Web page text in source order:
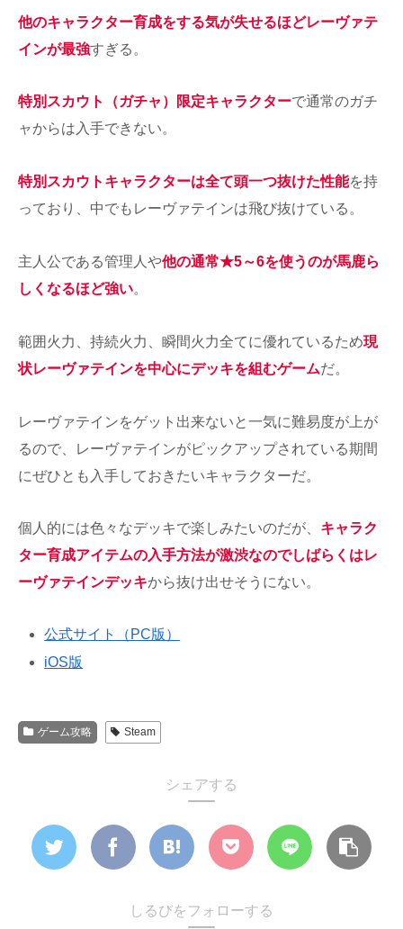
他のキャラクター育成をする気が失せるほどレーヴァテ
インが最強すぎる。
特別スカウト（ガチャ）限定キャラクターで通常のガチ
ャからは入手できない。
特別スカウトキャラクターは全て頭一つ抜けた性能を持
っており、中でもレーヴァテインは飛び抜けている。
主人公である管理人や他の通常★5～6を使うのが馬鹿ら
しくなるほど強い。
範囲火力、持続火力、瞬間火力全てに優れているため現
状レーヴァテインを中心にデッキを組むゲームだ。
レーヴァテインをゲット出来ないと一気に難易度が上が
るので、レーヴァテインがピックアップされている期間
にぜひとも入手しておきたいキャラクターだ。
個人的には色々なデッキで楽しみたいのだが、 キャラク
ター育成アイテムの入手方法が激渋なのでしばらくはレ
ーヴァテインデッキから抜け出せそうにない。
公式サイト（PC版）
iOS版
ゲーム攻略 Steam
シェアする
しるびをフォローする